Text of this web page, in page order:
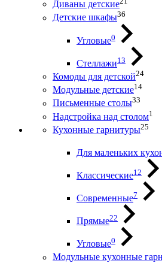
Диваны детские
Детские шкафы36
Угловые0
Стеллажи13
Комоды для детской24
Модульные детские14
Письменные столы33
Надстройка над столом1
Кухонные гарнитуры25
Для маленьких
Классические12
Современные7
Прямые22
Угловые0
Модульные кухонные